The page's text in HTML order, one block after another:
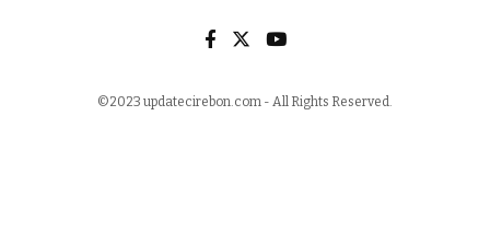
©2023 updatecirebon.com - All Rights Reserved.